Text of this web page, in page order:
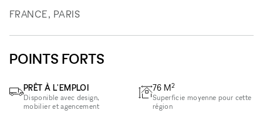
FRANCE, PARIS
POINTS FORTS
PRÊT À L'EMPLOI
Disponible avec design,
mobilier et agencement
76 M2
Superficie moyenne pour cette
région